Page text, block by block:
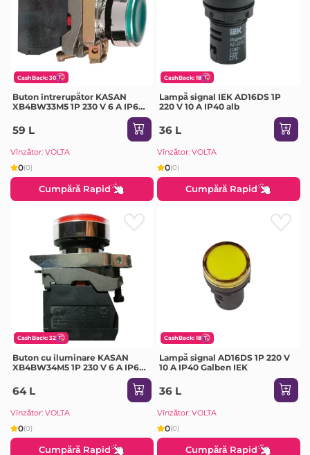
CashBack: 30
Buton întrerupător KASAN
XB4BW33M5 1P 230 V 6 A IP66
59 L
Vînzător: VOLTA
0(0)
Cumpără Rapid
CashBack: 18
Lampă signal IEK AD16DS 1P
220 V 10 A IP40 alb
36 L
Vînzător: VOLTA
0(0)
Cumpără Rapid
CashBack: 32
Buton cu iluminare KASAN
XB4BW34M5 1P 230 V 6 A IP66
64 L
Vînzător: VOLTA
0(0)
Cumpără Rapid
CashBack: 18
Lampă signal AD16DS 1P 220 V
10 A IP40 Galben IEK
36 L
Vînzător: VOLTA
0(0)
Cumpără Rapid